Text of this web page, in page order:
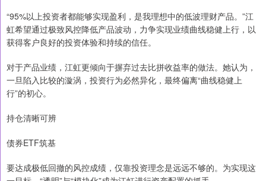
“95%以上投资者都能够实现盈利，是我理想中的低波理财产品。”江
虹希望通过极致风控降低产品波动，力争实现业绩曲线稳健上行，以
获得客户良好的投资体验和持续的信任。
对于产品业绩，江虹更倾向于摒弃过去比拼收益率的做法。她认为，
一旦陷入比较的漩涡，投资行为必然异化，最终偏离“曲线稳健上
行”的初心。
持仓清晰可辨
债券ETF筑基
要达成极低回撤的风控成绩，仅靠投资理念是远远不够的。为实现这